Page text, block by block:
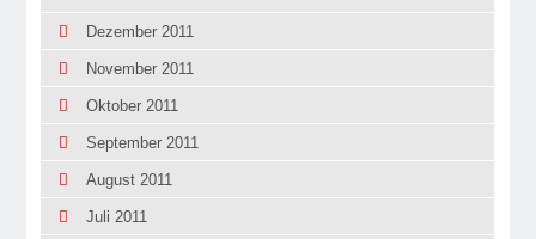
Dezember 2011
November 2011
Oktober 2011
September 2011
August 2011
Juli 2011